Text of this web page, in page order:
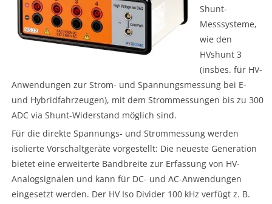
Shunt-
Messsysteme,
wie den
HVshunt 3
(insbes. für HV-
Anwendungen zur Strom- und Spannungsmessung bei E-
und Hybridfahrzeugen), mit dem Strommessungen bis zu 300
ADC via Shunt-Widerstand möglich sind.
Für die direkte Spannungs- und Strommessung werden
isolierte Vorschaltgeräte vorgestellt: Die neueste Generation
bietet eine erweiterte Bandbreite zur Erfassung von HV-
Analogsignalen und kann für DC- und AC-Anwendungen
eingesetzt werden. Der HV Iso Divider 100 kHz verfügt z. B.